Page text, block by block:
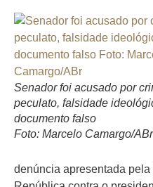
Senador foi acusado por
peculato, falsidade
documento falso
Foto: Marcelo Camargo/ABr
denúncia apresentada